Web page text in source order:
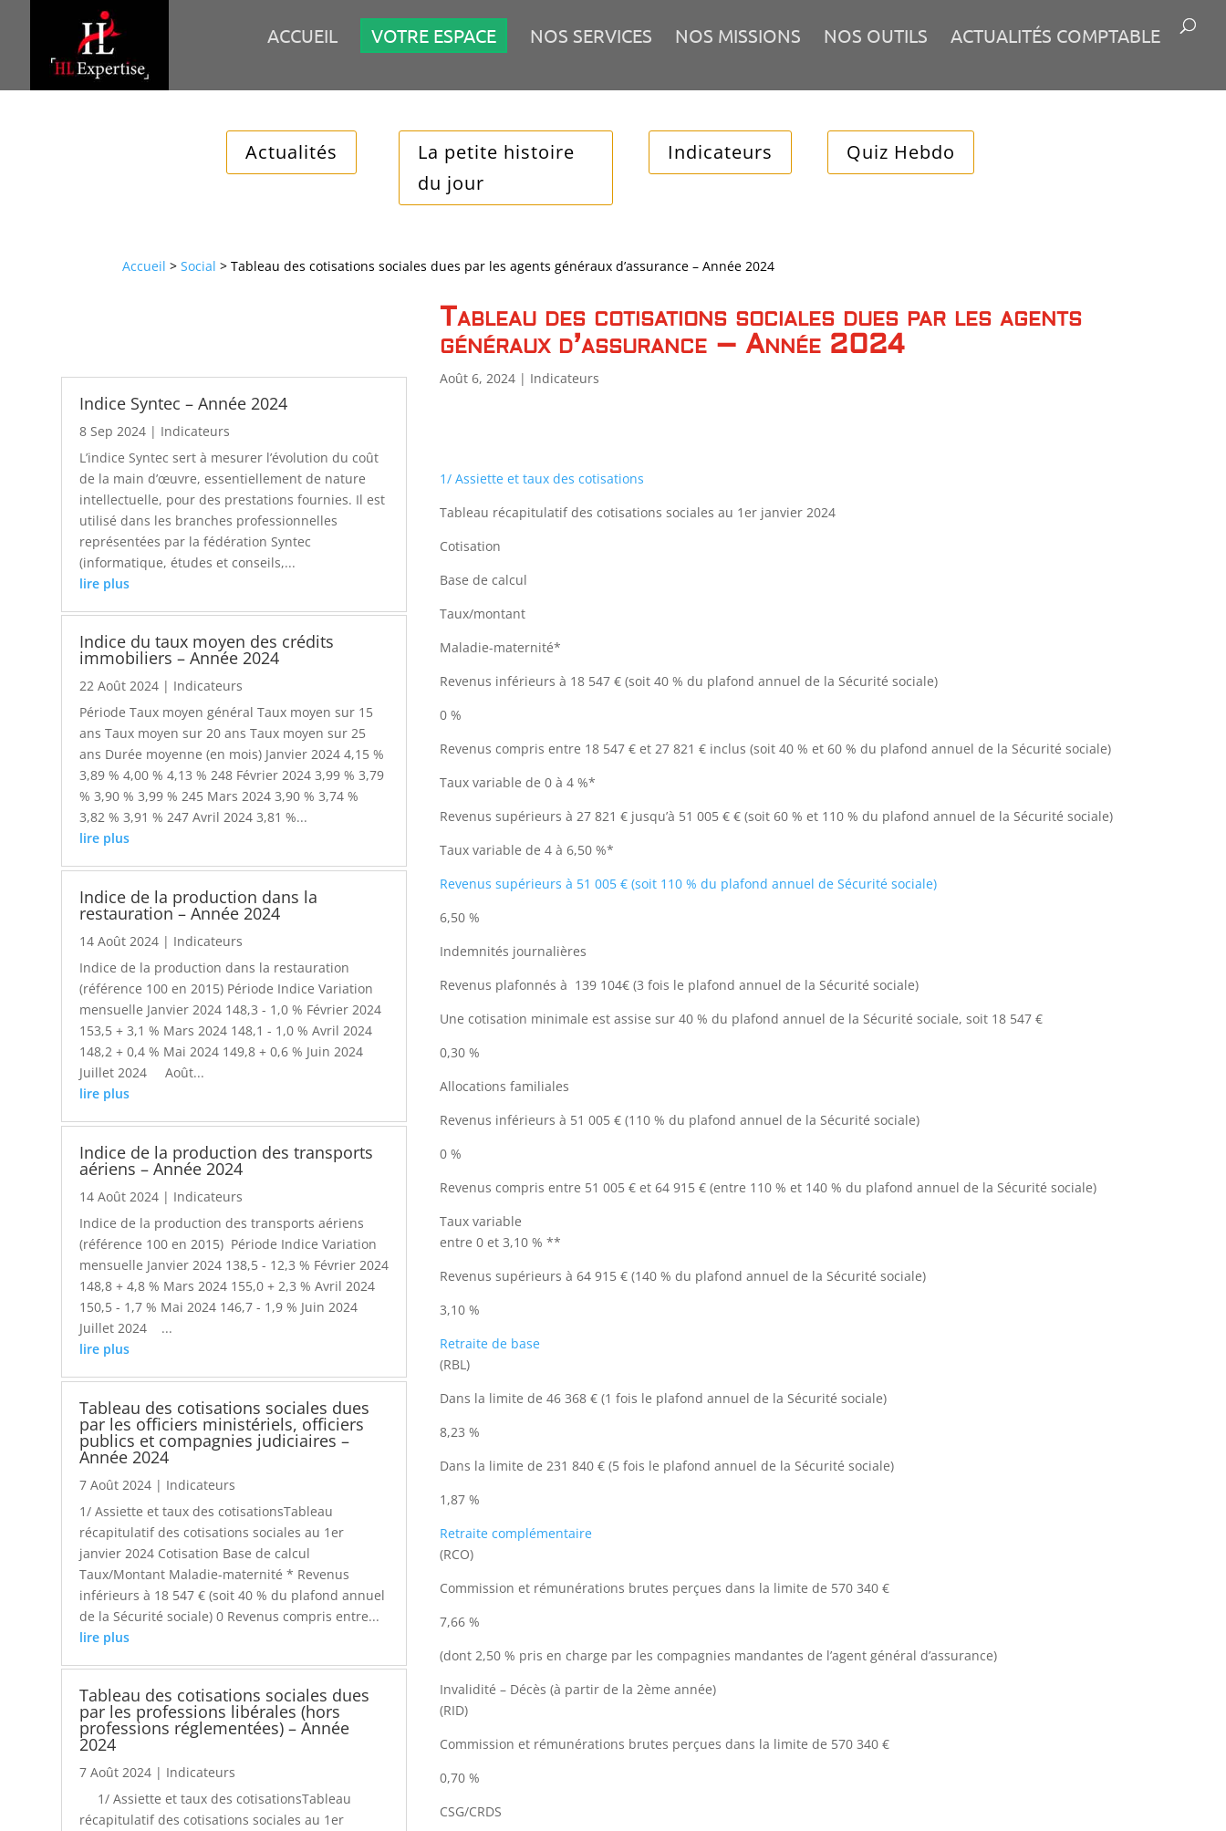
ACCUEIL VOTRE ESPACE NOS SERVICES NOS MISSIONS NOS OUTILS ACTUALITÉS COMPTABLE
Actualités
La petite histoire
du jour
Indicateurs Quiz Hebdo
Accueil >Social >Tableau des cotisations sociales dues par les agents généraux d’assurance – Année 2024
Indice Syntec – Année 2024
8 Sep 2024 | Indicateurs
L’indice Syntec sert à mesurer l’évolution du coût
de la main d’œuvre, essentiellement de nature
intellectuelle, pour des prestations fournies. Il est
utilisé dans les branches professionnelles
représentées par la fédération Syntec
(informatique, études et conseils,...
lire plus
Indice du taux moyen des crédits
immobiliers – Année 2024
22 Août 2024 | Indicateurs
Période Taux moyen général Taux moyen sur 15
ans Taux moyen sur 20 ans Taux moyen sur 25
ans Durée moyenne (en mois) Janvier 2024 4,15 %
3,89 % 4,00 % 4,13 % 248 Février 2024 3,99 % 3,79
% 3,90 % 3,99 % 245 Mars 2024 3,90 % 3,74 %
3,82 % 3,91 % 247 Avril 2024 3,81 %...
lire plus
Indice de la production dans la
restauration – Année 2024
14 Août 2024 | Indicateurs
Indice de la production dans la restauration
(référence 100 en 2015) Période Indice Variation
mensuelle Janvier 2024 148,3 - 1,0 % Février 2024
153,5 + 3,1 % Mars 2024 148,1 - 1,0 % Avril 2024
148,2 + 0,4 % Mai 2024 149,8 + 0,6 % Juin 2024
Juillet 2024 Août...
lire plus
Indice de la production des transports
aériens – Année 2024
14 Août 2024 | Indicateurs
Indice de la production des transports aériens
(référence 100 en 2015) Période Indice Variation
mensuelle Janvier 2024 138,5 - 12,3 % Février 2024
148,8 + 4,8 % Mars 2024 155,0 + 2,3 % Avril 2024
150,5 - 1,7 % Mai 2024 146,7 - 1,9 % Juin 2024
Juillet 2024 ...
lire plus
Tableau des cotisations sociales dues
par les officiers ministériels, officiers
publics et compagnies judiciaires –
Année 2024
7 Août 2024 | Indicateurs
1/ Assiette et taux des cotisationsTableau
récapitulatif des cotisations sociales au 1er
janvier 2024 Cotisation Base de calcul
Taux/Montant Maladie-maternité * Revenus
inférieurs à 18 547 € (soit 40 % du plafond annuel
de la Sécurité sociale) 0 Revenus compris entre...
lire plus
Tableau des cotisations sociales dues
par les professions libérales (hors
professions réglementées) – Année
2024
7 Août 2024 | Indicateurs
1/ Assiette et taux des cotisationsTableau
récapitulatif des cotisations sociales au 1er
Tableau des cotisations sociales dues par les agents
généraux d’assurance – Année 2024
Août 6, 2024 | Indicateurs
1/ Assiette et taux des cotisations
Tableau récapitulatif des cotisations sociales au 1er janvier 2024
Cotisation
Base de calcul
Taux/montant
Maladie-maternité*
Revenus inférieurs à 18 547 € (soit 40 % du plafond annuel de la Sécurité sociale)
0 %
Revenus compris entre 18 547 € et 27 821 € inclus (soit 40 % et 60 % du plafond annuel de la Sécurité sociale)
Taux variable de 0 à 4 %*
Revenus supérieurs à 27 821 € jusqu’à 51 005 € € (soit 60 % et 110 % du plafond annuel de la Sécurité sociale)
Taux variable de 4 à 6,50 %*
Revenus supérieurs à 51 005 € (soit 110 % du plafond annuel de Sécurité sociale)
6,50 %
Indemnités journalières
Revenus plafonnés à 139 104€ (3 fois le plafond annuel de la Sécurité sociale)
Une cotisation minimale est assise sur 40 % du plafond annuel de la Sécurité sociale, soit 18 547 €
0,30 %
Allocations familiales
Revenus inférieurs à 51 005 € (110 % du plafond annuel de la Sécurité sociale)
0 %
Revenus compris entre 51 005 € et 64 915 € (entre 110 % et 140 % du plafond annuel de la Sécurité sociale)
Taux variable
entre 0 et 3,10 % **
Revenus supérieurs à 64 915 € (140 % du plafond annuel de la Sécurité sociale)
3,10 %
Retraite de base
(RBL)
Dans la limite de 46 368 € (1 fois le plafond annuel de la Sécurité sociale)
8,23 %
Dans la limite de 231 840 € (5 fois le plafond annuel de la Sécurité sociale)
1,87 %
Retraite complémentaire
(RCO)
Commission et rémunérations brutes perçues dans la limite de 570 340 €
7,66 %
(dont 2,50 % pris en charge par les compagnies mandantes de l’agent général d’assurance)
Invalidité – Décès (à partir de la 2ème année)
(RID)
Commission et rémunérations brutes perçues dans la limite de 570 340 €
0,70 %
CSG/CRDS